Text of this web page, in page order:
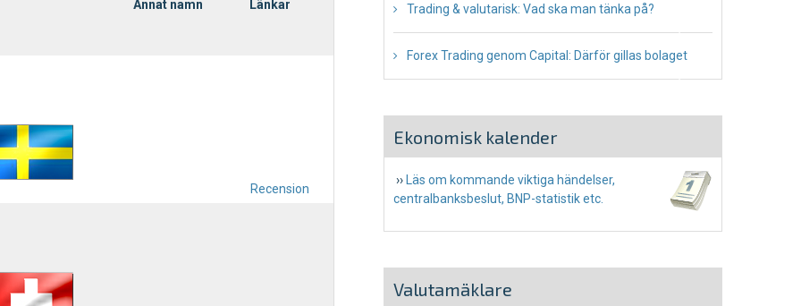
Annat namn Länkar
Recension
Trading & valutarisk: Vad ska man tänka på?
Forex Trading genom Capital: Därför gillas bolaget
Ekonomisk kalender
››
Läs om kommande viktiga händelser,
centralbanksbeslut, BNP-statistik etc.
Valutamäklare